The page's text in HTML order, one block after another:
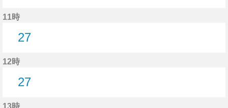
11時
27
12時
27
13時